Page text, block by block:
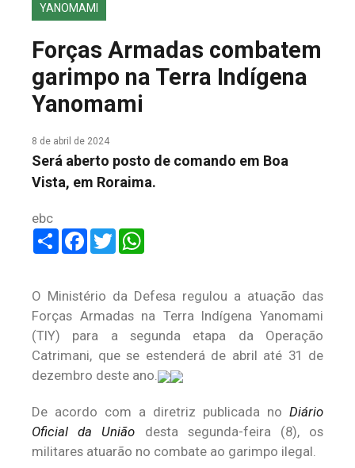
FALE CONOSCO
YANOMAMI
Forças Armadas combatem
garimpo na Terra Indígena
Yanomami
8 de abril de 2024
Será aberto posto de comando em Boa
Vista, em Roraima.
ebc
ShareFacebook
Twitter
O Ministério da Defesa regulou a atuação das
Forças Armadas na Terra Indígena Yanomami
(TIY) para a segunda etapa da Operação
Catrimani, que se estenderá de abril até 31 de
dezembro deste ano.
De acordo com a diretriz publicada no Diário
Oficial da União
desta segunda-feira (8), os
militares atuarão no combate ao garimpo ilegal.